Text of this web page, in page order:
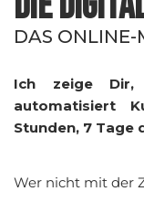
DAS
Ich zeige
automatisiert
Stunden, 7 Tage
Wer nicht mit der